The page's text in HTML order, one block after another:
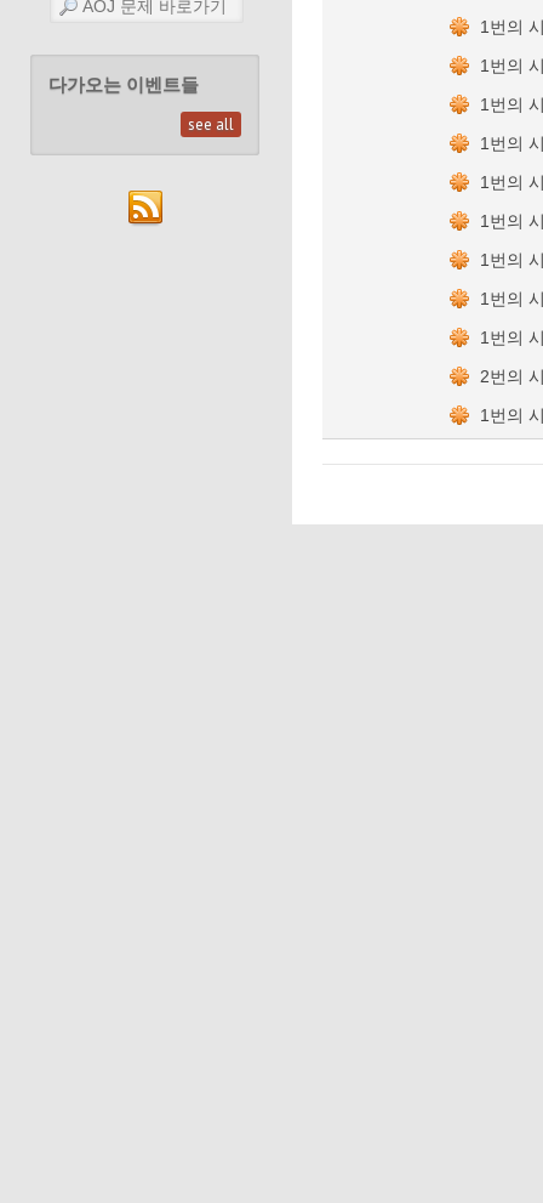
다가오는 이벤트들
see all
1번의
1번의
1번의
1번의
1번의
1번의
1번의
1번의
1번의
2번의
1번의